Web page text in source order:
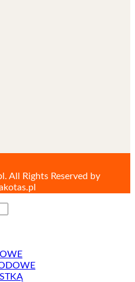
All Rights Reserved by